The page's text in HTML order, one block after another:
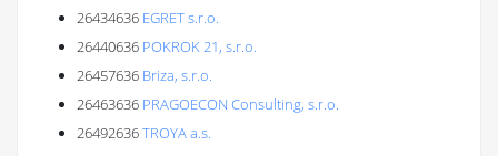
26434636 EGRET s.r.o.
26440636 POKROK 21, s.r.o.
26457636 Briza, s.r.o.
26463636 PRAGOECON Consulting, s.r.o.
26492636TROYA a.s.